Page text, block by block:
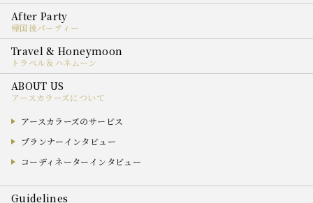
帰国後パーティー
トラベル＆ハネムーン
アースカラーズについて
アースカラーズのサービス
プランナーインタビュー
コーディネーターインタビュー